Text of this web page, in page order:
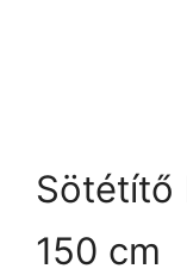
Sötétítő
150 cm